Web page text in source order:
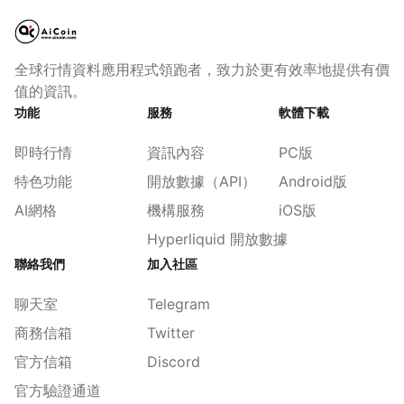
全球行情資料應用程式領跑者，致力於更有效率地提供有價
值的資訊。
功能
即時行情
特色功能
AI網格
服務
資訊內容
開放數據（API）
機構服務
Hyperliquid 開放數據
軟體下載
PC版
Android版
iOS版
聯絡我們
聊天室
商務信箱
官方信箱
官方驗證通道
加入社區
Telegram
Twitter
Discord